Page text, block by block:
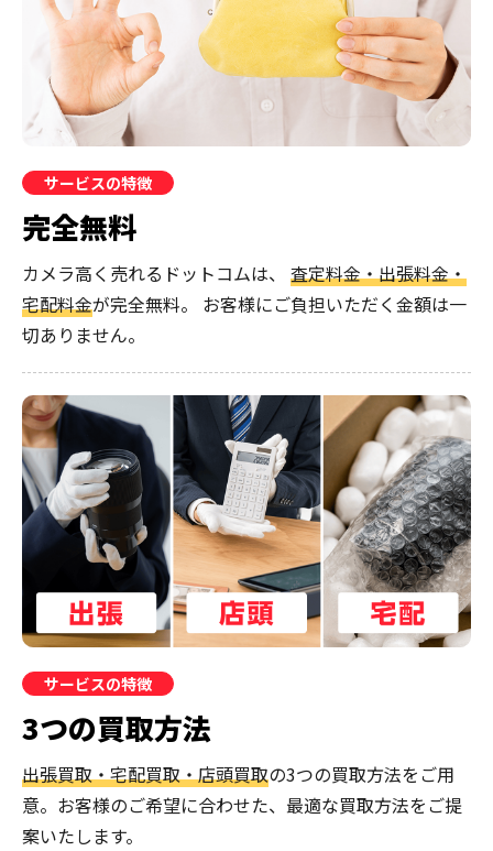
サービスの特徴
完全無料
カメラ高く売れるドットコムは、 査定料金・出張料金・
宅配料金が完全無料。 お客様にご負担いただく金額は一
切ありません。
サービスの特徴
3つの買取方法
出張買取・宅配買取・店頭買取の3つの買取方法をご用
意。お客様のご希望に合わせた、最適な買取方法をご提
案いたします。